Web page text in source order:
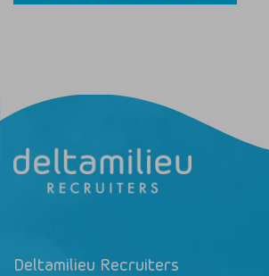
Deltamilieu Recruiters